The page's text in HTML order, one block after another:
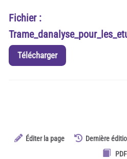
Fichier :
Télécharger
Éditer la page Dernière
PDF